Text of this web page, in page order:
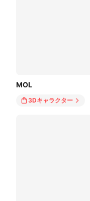
MOL
3Dキャラクター